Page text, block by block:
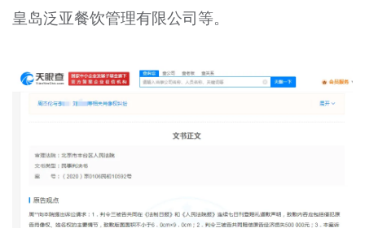
皇岛泛亚餐饮管理有限公司等。